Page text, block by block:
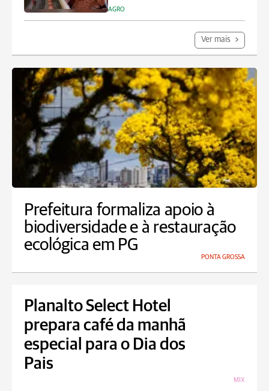
AGRO
Ver mais
Prefeitura formaliza apoio à
biodiversidade e à restauração
ecológica em PG
PONTA GROSSA
Planalto Select Hotel
prepara café da manhã
especial para o Dia dos
Pais
MIX